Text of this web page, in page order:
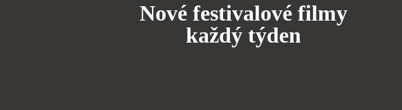
Nové festivalové filmy
každý týden